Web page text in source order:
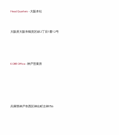
Head Quarters- 大阪本社
​大阪府大阪市鶴見区緑2丁目1番12号
KOBE Office- 神戸営業所
兵庫県神戸市西区神出町古神756